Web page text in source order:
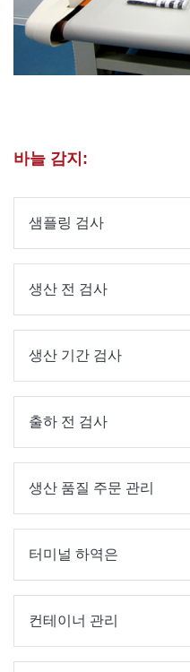
바늘 감지:
샘플링 검사
생산 전 검사
생산 기간 검사
출하 전 검사
생산 품질 주문 관리
터미널 하역은
컨테이너 관리